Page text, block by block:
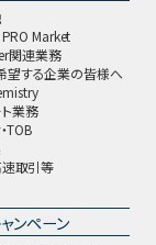
Market
関連業務
望する企業の皆様へ
業務
TOB
速取引等
ンペーン